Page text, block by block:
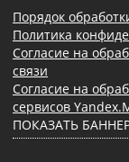
Порядок
Политика
Согласие на
связи
Согласие на
сервисов
ПОКАЗАТЬ